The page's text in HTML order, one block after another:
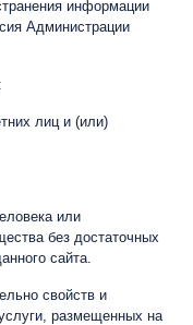
информации
Администрации
лиц и (или)
или
без достаточных
сайта.
свойств и
размещенных на